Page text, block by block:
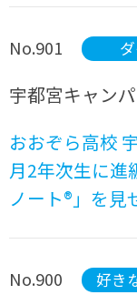
No.901
宇都宮キャン
おおぞら高校
月2年次生に進
ノート®」を
No.900 好き